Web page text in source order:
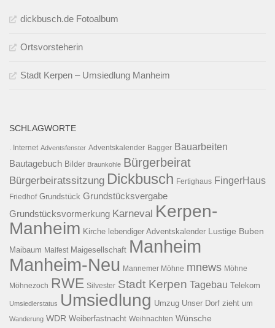
dickbusch.de Fotoalbum
Ortsvorsteherin
Stadt Kerpen – Umsiedlung Manheim
SCHLAGWORTE
. Internet Adventsfenster Adventskalender Bagger Bauarbeiten
Bautagebuch Bilder Braunkohle Bürgerbeirat
Bürgerbeiratssitzung Dickbusch Fertighaus FingerHaus
Friedhof Grundstück Grundstücksvergabe
Grundstücksvormerkung Karneval Kerpen-
Manheim Kirche lebendiger Adventskalender Lustige Buben
Maibaum Maifest Maigesellschaft Manheim
Manheim-Neu Mannemer Möhne mnews Möhne
Möhnezoch RWE Silvester Stadt Kerpen Tagebau Telekom
Umsiedlerstatus Umsiedlung Umzug Unser Dorf zieht um
Wanderung WDR Weiberfastnacht Weihnachten Wünsche